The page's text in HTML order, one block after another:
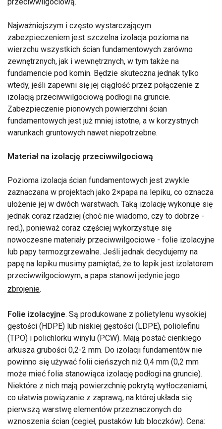
Najważniejszym i często wystarczającym
zabezpieczeniem jest szczelna izolacja pozioma na
wierzchu wszystkich ścian fundamentowych zarówno
zewnętrznych, jak i wewnętrznych, w tym także na
fundamencie pod komin. Będzie skuteczna jednak tylko
wtedy, jeśli zapewni się jej ciągłość przez połączenie z
izolacją przeciwwilgociową podłogi na gruncie.
Zabezpieczenie pionowych powierzchni ścian
fundamentowych jest już mniej istotne, a w korzystnych
warunkach gruntowych nawet niepotrzebne.
Materiał na izolację przeciwwilgociową
Pozioma izolacja ścian fundamentowych jest zwykle
zaznaczana w projektach jako 2×papa na lepiku, co oznacza
ułożenie jej w dwóch warstwach. Taką izolację wykonuje się
jednak coraz rzadziej (choć nie wiadomo, czy to dobrze -
red.), ponieważ coraz częściej wykorzystuje się
nowoczesne materiały przeciwwilgociowe - folie izolacyjne
lub papy termozgrzewalne. Jeśli jednak decydujemy na
papę na lepiku musimy pamiętać, że to lepik jest izolatorem
przeciwwilgociowym, a papa stanowi jedynie jego
zbrojenie.
Folie izolacyjne. Są produkowane z polietylenu wysokiej
gęstości (HDPE) lub niskiej gęstości (LDPE), poliolefinu
(TPO) i polichlorku winylu (PCW). Mają postać cienkiego
arkusza grubości 0,2-2 mm. Do izolacji fundamentów nie
powinno się używać folii cieńszych niż 0,4 mm (0,2 mm
może mieć folia stanowiąca izolację podłogi na gruncie).
Niektóre z nich mają powierzchnię pokrytą wytłoczeniami,
co ułatwia powiązanie z zaprawą, na której układa się
pierwszą warstwę elementów przeznaczonych do
wznoszenia ścian (cegieł, pustaków lub bloczków). Cena: